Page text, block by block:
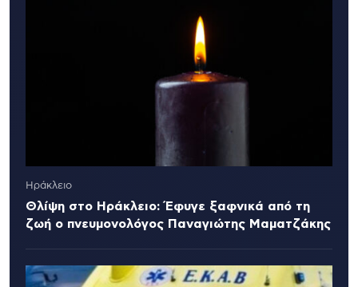
Ηράκλειο
Θλίψη στο Ηράκλειο: Έφυγε ξαφνικά από τη
ζωή ο πνευμονολόγος Παναγιώτης Μαματζάκης